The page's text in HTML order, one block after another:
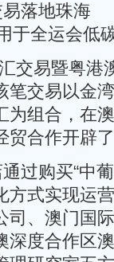
易落地珠海
全运会低
交易暨粤港
笔交易以金
为组合，在
贸合作开辟
过购买“中
方式实现运
司、澳门国
深度合作区